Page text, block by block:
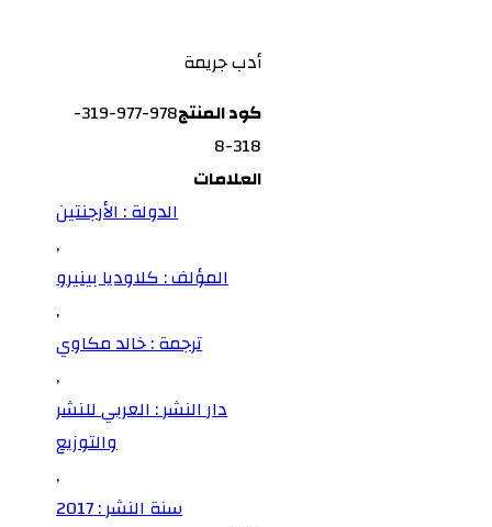
أدب جريمة
كود المنتج
978-977-319-
318-8
العلامات
الدولة : الأرجنتين
,
المؤلف : كلاوديا بينيرو
,
ترجمة : خالد مكاوي
,
دار النشر : العربي للنشر
والتوزيع
,
سنة النشر : 2017